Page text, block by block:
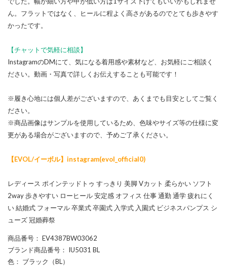
ん。フラットではなく、ヒールに程よく高さがあるのでとても歩きやす
かったです。
【チャットで気軽に相談】
InstagramのDMにて、気になる着用感や素材など、お気軽にご相談く
ださい。動画・写真で詳しくお伝えすることも可能です！
※履き心地には個人差がございますので、あくまでも目安としてご覧く
ださい。
※商品画像はサンプルを使用しているため、色味やサイズ等の仕様に変
更がある場合がございますので、予めご了承ください。
【EVOL/イーボル】instagram(evol_official0)
レディース ポインテッドトゥ すっきり 美脚 Vカット 柔らかい ソフト
2way 歩きやすい ローヒール 安定感 オフィス 仕事 通勤 通学 疲れにく
い 結婚式 フォーマル 卒業式 卒園式 入学式 入園式 ビジネスパンプス シ
ューズ 冠婚葬祭
商品番号 ： EV4387BW03062
ブランド商品番号 ： IU5031 BL
色 ： ブラック（BL）